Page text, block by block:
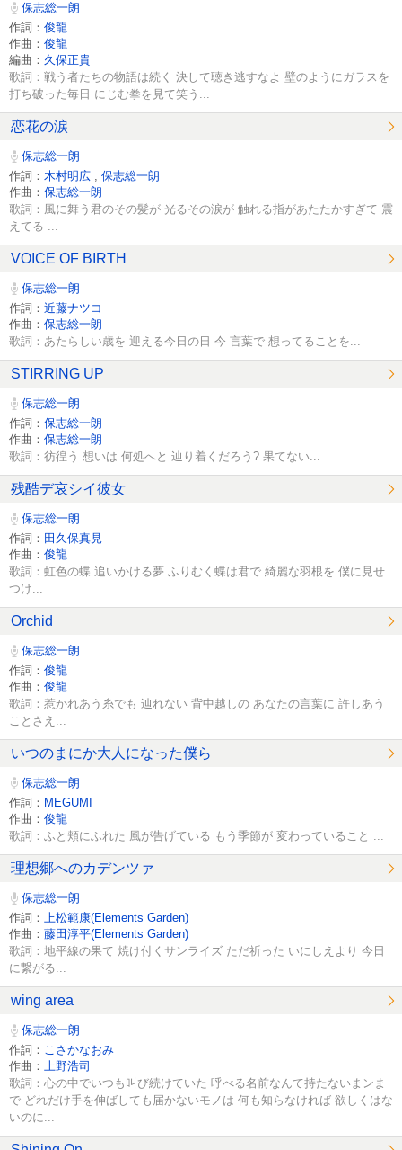
保志総一朗
作詞： 俊龍
作曲： 俊龍
編曲： 久保正貴
歌詞：戦う者たちの物語は続く 決して聴き逃すなよ 壁のようにガラスを
打ち破った毎日 にじむ拳を見て笑う...
恋花の涙
保志総一朗
作詞： 木村明広
保志総一朗
作曲： 保志総一朗
歌詞：風に舞う君のその髪が 光るその涙が 触れる指があたたかすぎて 震
えてる ...
VOICE OF BIRTH
保志総一朗
作詞： 近藤ナツコ
作曲： 保志総一朗
歌詞：あたらしい歳を 迎える今日の日 今 言葉で 想ってることを...
STIRRING UP
保志総一朗
作詞： 保志総一朗
作曲： 保志総一朗
歌詞：彷徨う 想いは 何処へと 辿り着くだろう? 果てない...
残酷デ哀シイ彼女
保志総一朗
作詞： 田久保真見
作曲： 俊龍
歌詞：虹色の蝶 追いかける夢 ふりむく蝶は君で 綺麗な羽根を 僕に見せ
つけ...
Orchid
保志総一朗
作詞： 俊龍
作曲： 俊龍
歌詞：惹かれあう糸でも 辿れない 背中越しの あなたの言葉に 許しあう
ことさえ...
いつのまにか大人になった僕ら
保志総一朗
作詞： MEGUMI
作曲： 俊龍
歌詞：ふと頬にふれた 風が告げている もう季節が 変わっていること ...
理想郷へのカデンツァ
保志総一朗
作詞：
上松範康(Elements Garden)
作曲： 藤田淳平(Elements Garden)
歌詞：地平線の果て 焼け付くサンライズ ただ祈った いにしえより 今日
に繋がる...
wing area
保志総一朗
作詞： こさかなおみ
作曲：
上野浩司
歌詞：心の中でいつも叫び続けていた 呼べる名前なんて持たないまンま
で どれだけ手を伸ばしても届かないモノは 何も知らなければ 欲しくはな
いのに...